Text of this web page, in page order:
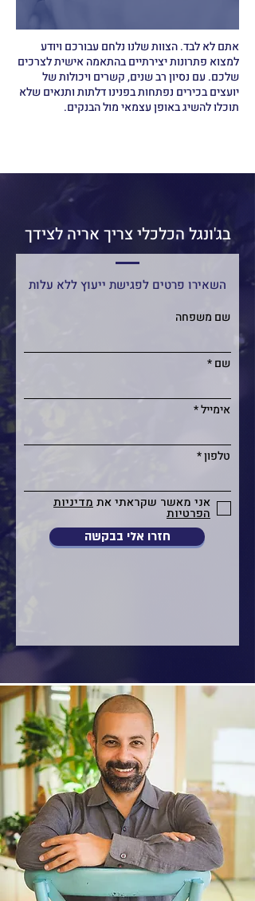
אתם לא לבד. הצוות שלנו נלחם עבורכם ויודע
למצוא פתרונות יצירתיים בהתאמה אישית לצרכים
שלכם. עם נסיון רב שנים, קשרים ויכולות של
יועצים בכירים נפתחות בפנינו דלתות ותנאים שלא
תוכלו להשיג באופן עצמאי מול הבנקים.
בג'ונגל הכלכלי צריך אריה לצידך
השאירו פרטים לפגישת ייעוץ ללא עלות
שם משפחה
שם
אימייל
טלפון
אני מאשר שקראתי את מדיניות
הפרטיות
חזרו אלי בבקשה